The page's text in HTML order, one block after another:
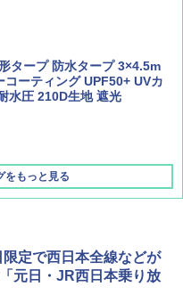
ーティング フルクローズ メ
単設置 ポップアップテント P
クルベージュ
タープ 防水タープ 3×4.5m
コーティング UPF50+ UVカ
水圧 210D生地 遮光
をもっと見る
定で西日本全線などが
元日・JR西日本乗り放